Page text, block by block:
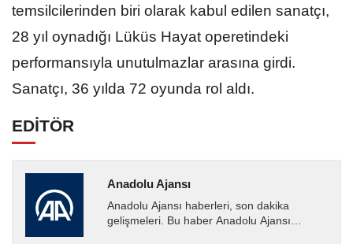
temsilcilerinden biri olarak kabul edilen sanatçı,
28 yıl oynadığı Lüküs Hayat operetindeki
performansıyla unutulmazlar arasına girdi.
Sanatçı, 36 yılda 72 oyunda rol aldı.​​​​​​​
EDİTÖR
Anadolu Ajansı
Anadolu Ajansı haberleri, son dakika
gelişmeleri. Bu haber Anadolu Ajansı